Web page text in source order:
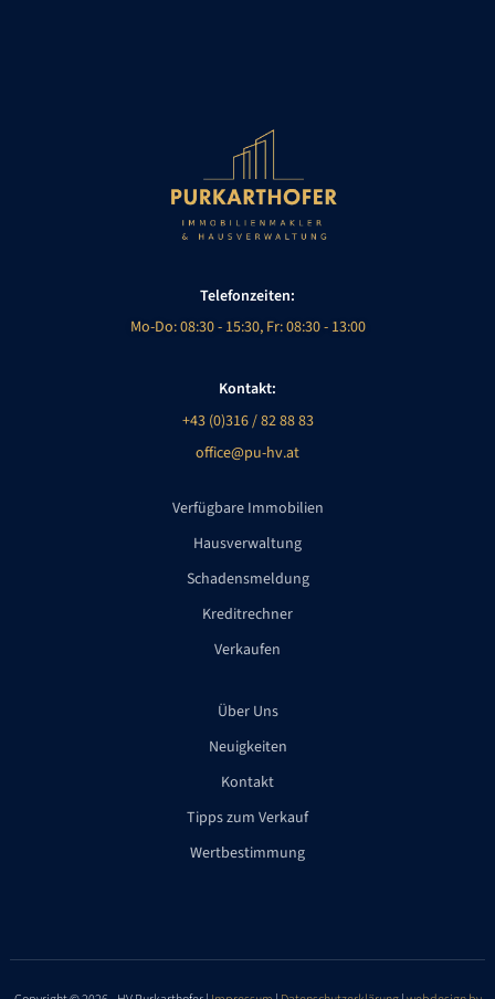
Telefonzeiten:
Mo-Do: 08:30 - 15:30, Fr: 08:30 - 13:00
Kontakt:
+43 (0)316 / 82 88 83
office@pu-hv.at
Verfügbare Immobilien
Hausverwaltung
Schadensmeldung
Kreditrechner
Verkaufen
Über Uns
Neuigkeiten
Kontakt
Tipps zum Verkauf
Wertbestimmung